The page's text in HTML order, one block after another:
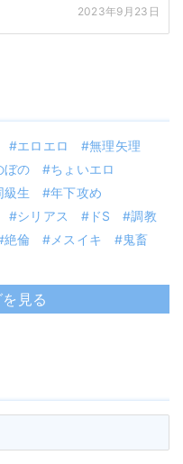
2023年9月23日
エロエロ
無理矢理
ぼの
ちょいエロ
級生
年下攻め
シリアス ドS
調教
絶倫 メスイキ
鬼畜
見る